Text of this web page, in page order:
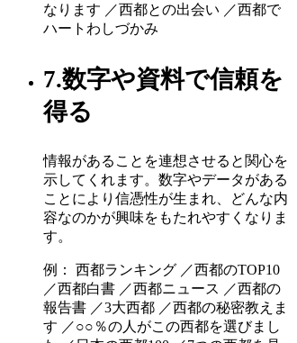
なります ／西都との出会い ／西都で
ハートわしづかみ
7.数字や資料で信頼を
得る
情報があることを連想させると関心を
示してくれます。数字やデータがある
ことにより信憑性が生まれ、どんな内
容なのかが興味をもたれやすくなりま
す。
例： 西都ランキング ／西都のTOP10
／西都白書 ／西都ニュース ／西都の
報告書 ／3大西都 ／西都の秘密教えま
す ／○○％の人がこの西都を選びまし